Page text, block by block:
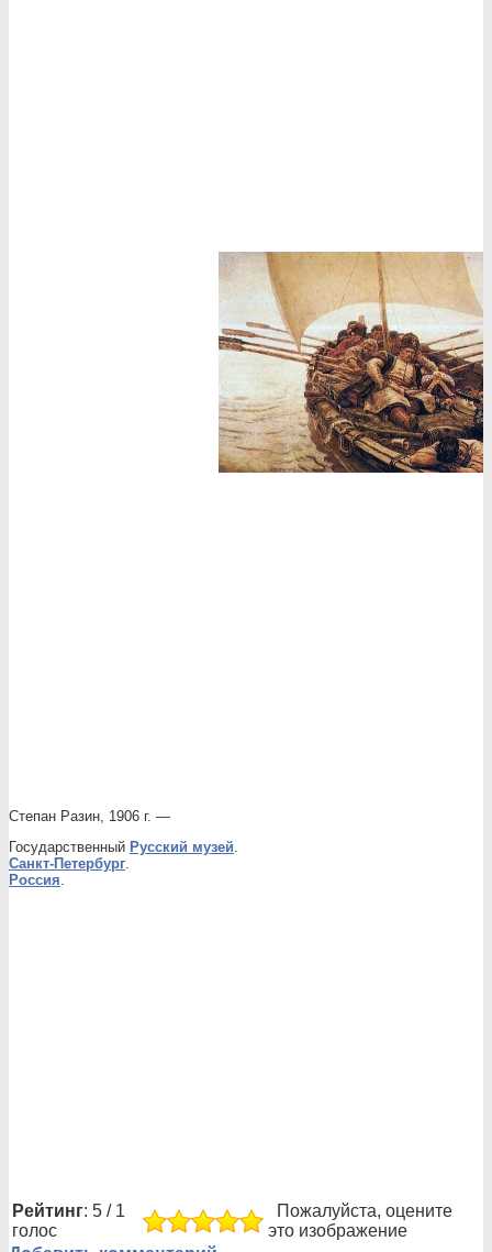
Степан Разин, 1906 г. —
Государственный Русский музей.
Санкт-Петербург.
Россия.
Рейтинг: 5 / 1
голос
Пожалуйста, оцените
это изображение